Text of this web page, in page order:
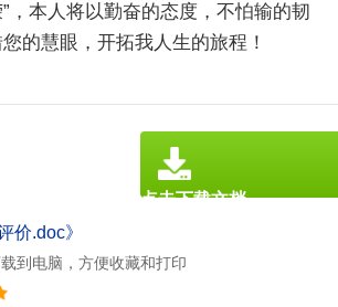
，本人将以勤奋的态度，不怕输的韧
的慧眼，开拓我人生的旅程！
价.doc》
到电脑，方便收藏和打印
点击下载文档